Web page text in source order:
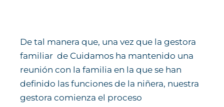
De tal manera que, una vez que la gestora
familiar de Cuidamos ha mantenido una
reunión con la familia en la que se han
definido las funciones de la niñera, nuestra
gestora comienza el proceso